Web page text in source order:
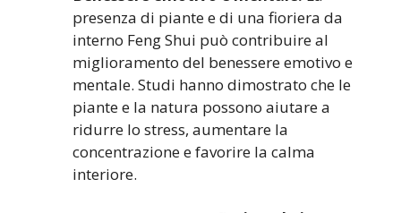
presenza di piante e di una fioriera da
interno Feng Shui può contribuire al
miglioramento del benessere emotivo e
mentale. Studi hanno dimostrato che le
piante e la natura possono aiutare a
ridurre lo stress, aumentare la
concentrazione e favorire la calma
interiore.